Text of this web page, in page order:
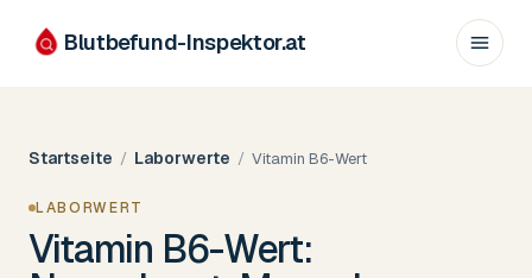
Blutbefund-Inspektor.at
Startseite / Laborwerte / Vitamin B6-Wert
LABORWERT
Vitamin B6-Wert: